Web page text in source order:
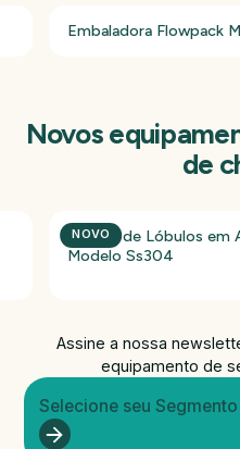
Embaladora Flowpack
Novos
de
NOVO
Bomba de Lóbulos em
Modelo Ss304
Assine a nossa
equipamento de
Selecione seu Segmento